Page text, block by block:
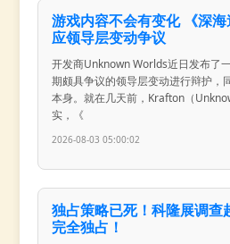
游戏内容不会有变化 《深
应领导层变动争议
开发商Unknown Worlds近日发布了
期颇具争议的领导层变动进行辩护，
本身。就在几天前，Krafton（
实，《
2026-08-03 05:00:02
独占策略已死！科隆展调查
完全独占！